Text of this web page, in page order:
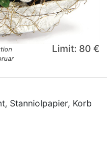
Limit: 80 €
Stanniolpapier, Korb